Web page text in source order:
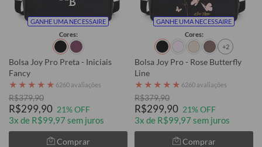
GANHE UMA NECESSAIRE
Cores:
Bolsa Joy Pro Preta - Iniciais
Fancy
★ ★ ★ ★ ★ 6260 avaliações
R$379,90
R$299,90 21% OFF
3x de R$99,97 sem juros
Comprar
GANHE UMA NECESSAIRE
Cores:
+2
Bolsa Joy Pro - Rose Butterfly
Line
★ ★ ★ ★ ★ 6260 avaliações
R$379,90
R$299,90 21% OFF
3x de R$99,97 sem juros
Comprar